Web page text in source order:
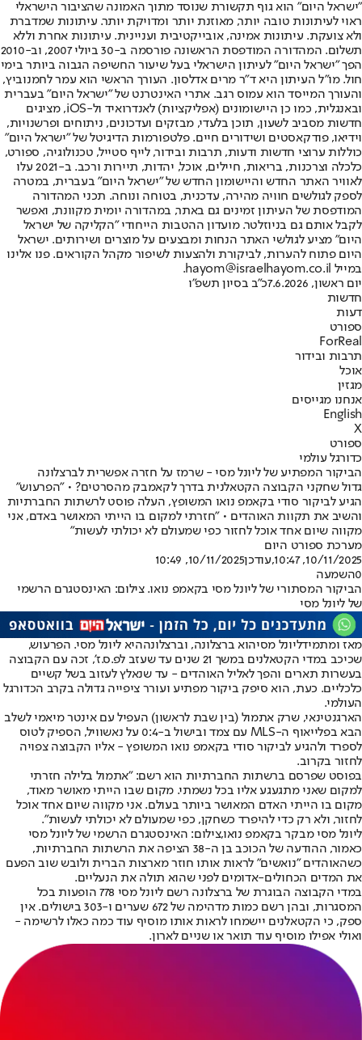
"ישראל היום" הוא גוף תקשורת שנוסד מתוך האמונה שהציבור הישראלי
ראוי לעיתונות טובה יותר, מאוזנת יותר ומדויקת יותר. עיתונות שמדברת
ולא צועקת. עיתונות אמינה, אובייקטיבית ועניינית. עיתונות אחרת וללא
תשלום. המהדורה המודפסת הראשונה פורסמה ב-30 ביולי 2007, וב-2010
הפך "ישראל היום" לעיתון הישראלי בעל שיעור החשיפה הגבוה ביותר בימי
חול. מו"ל העיתון היא ד"ר מרים אדלסון. העורך הראשי הוא עמר לחמנוביץ,
והעורך המייסד הוא עמוס רגב. אתרי האינטרנט של "ישראל היום" בעברית
ובאנגלית, כמו כן היישומונים (אפליקציות) לאנדרואיד ול-iOS, מציגים
חדשות מסביב לשעון, תוכן בלעדי, מבזקים ועדכונים, ניתוחים ופרשנויות,
וידיאו, פודקאסטים ושידורים חיים. פלטפורמות הדיגיטל של "ישראל היום"
כוללות ערוצי חדשות ודעות, תרבות ובידור, לייף סטייל, טכנולוגיה, ספורט,
כלכלה וצרכנות, בריאות, חיילים, אוכל, יהדות, תיירות ורכב. ב-2021 עלו
לאוויר האתר החדש והיישומון החדש של "ישראל היום" בעברית, במטרה
לספק לגולשים חוויה מהירה, עדכנית, בטוחה ונוחה. תכני המהדורה
המודפסת של העיתון זמינים גם באתר, במהדורה יומית מקוונת, ואפשר
לקבל אותם גם בניוזלטר. מועדון ההטבות הייחודי "הקליקה של ישראל
היום" מציע לגולשי האתר הנחות ומבצעים על מוצרים ושירותים. ישראל
היום פתוח להערות, לביקורת ולהצעות לשיפור מקהל הקוראים. פנו אלינו
במייל hayom@israelhayom.co.il.
יום ראשון, 7.6.2026
כ"ב בסיון תשפ"ו
חדשות
דעות
ספורט
ForReal
תרבות ובידור
אוכל
מגזין
אנחנו מגייסים
English
X
ספורט
כדורגל עולמי
הביקור המפתיע של ליונל מסי - שרמז על חזרה אפשרית לברצלונה
גדול שחקני הקבוצה הקטאלנית בדרך לקאמבק מהסרטים? • "הפרעוש"
הגיע לביקור סודי בקאמפ נואו המשופץ, העלה פוסט לרשתות החברתיות
והשיב את תקוות האוהדים • "חזרתי למקום בו הייתי המאושר באדם, אני
מקווה שיום אחד אוכל לחזור כפי שמעולם לא יכולתי לעשות"
מערכת ספורט היום
10/11/2025, 10:47
,עודכן10/11/2025, 10:49
0השמעה
הביקור המסתורי של ליונל מסי בקאמפ נואו. צילום: האינסטגרם הרשמי
של ליונל מסי
מאז ומתמידליונל מסיהוא ברצלונה, וברצלונההיא ליונל מסי. הפרעוש,
שכיכב במדי הקטאלנים במשך 21 שנים עד שעזב לפ.ס.ז', זכה עם הקבוצה
בעשרות תארים והפך לאליל האוהדים - עד שנאלץ לעזוב בשל קשיים
כלכליים. כעת, הוא סיפק ביקור מפתיע ועורר ציפייה גדולה בקרב הכדורגל
העולמי.
הארגנטינאי, שרק אתמול (בין שבת לראשון) העפיל עם אינטר מיאמי לשלב
הבא בפלייאוף ה-MLS עם צמד ובישול ב-0:4 על נאשוויל, הספיק לטוס
לספרד ולהגיע לביקור סודי בקאמפ נואו המשופץ - אליו הקבוצה צפויה
לחזור בקרוב.
בפוסט שפרסם ברשתות החברתיות הוא רשם: "אתמול בלילה חזרתי
למקום שאני מתגעגע אליו בכל נשמתי. מקום שבו הייתי מאושר מאוד,
מקום בו הייתי האדם המאושר ביותר בעולם. אני מקווה שיום אחד אוכל
לחזור, ולא רק כדי להיפרד כשחקן, כפי שמעולם לא יכולתי לעשות".
ליונל מסי מבקר בקאמפ נואו,צילום: האינסטגרם הרשמי של ליונל מסי
כאמור, ההודעה של הכוכב בן ה-38 הציפה את הרשתות החברתיות,
כשהאוהדים "נואשים" לראות אותו חוזר מארצות הברית ולובש שוב הפעם
את המדים הכחולים-אדומים לפני שהוא תולה את הנעליים.
במדי הקבוצה הבוגרת של ברצלונה רשם ליונל מסי 778 הופעות בכל
המסגרות, ובהן רשם כמות מדהימה של 672 שערים ו-303 בישולים. אין
ספק, כי הקטאלנים יישמחו לראות אותו מוסיף עוד כמה כאלו לרשימה -
ואולי אפילו מוסיף עוד תואר או שניים לארון.